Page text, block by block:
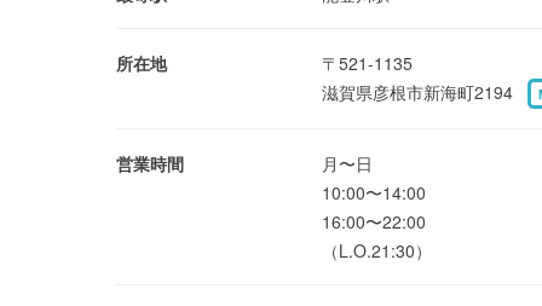
所在地
〒521-1135
滋賀県彦根市新海町2194
営業時間
月〜日
10:00〜14:00
16:00〜22:00
（L.O.21:30）